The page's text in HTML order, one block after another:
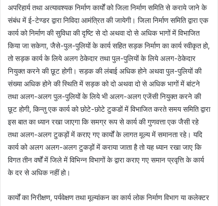
अपरिहार्य तथा अत्यावश्यक निर्माण कार्यों को जिला निर्माण समिति से कराये जाने के
संबंध में ई-टेण्डर द्वारा निविदा आमंत्रित की जायेगी। जिला निर्माण समिति द्वारा एक
कार्य को निर्माण की सुविधा की दृष्टि से दो अथवा दो से अधिक भागों में विभाजित
किया जा सकेगा, जैसे-पुल-पुलियों के कार्य सहित सड़क निर्माण का कार्य स्वीकृत हो,
तो सड़क कार्य के लिये अलग ठेकेदार तथा पुल-पुलियों के लिये अलग-ठेकेदार
नियुक्त करने की छूट होगी। सड़क की लंबाई अधिक होने अथवा पुल-पुलियों की
संख्या अधिक होने की स्थिति में सड़क को दो अथवा दो से अधिक भागों में बांटने
तथा अलग-अलग पुल-पुलियों के लिये भी अलग-अलग एजेंसी नियुक्त करने की
छूट होगी, किन्तु एक कार्य को छोटे-छोटे टुकडों में विभाजित करते समय समिति द्वारा
इस बात का ध्यान रखा जाएगा कि समग्र रूप से कार्य की गुणवत्ता एक जैसी रहे
तथा अलग-अलग टुकड़ों में कराए गए कार्यों के लागत मूल्य में समानता रहे। यदि
कार्य को अलग अलग-अलग टुकड़ों में कराया जाता है तो यह ध्यान रखा जाए कि
विगत तीन वर्षों में जिले में विभिन्न विभागों के द्वारा कराए गए समान प्रवृत्ति के कार्य
के दर से अधिक नहीं हो।
कार्यों का निरीक्षण, पर्यवेक्षण तथा मूल्यांकन का कार्य लोक निर्माण विभाग या कलेक्टर